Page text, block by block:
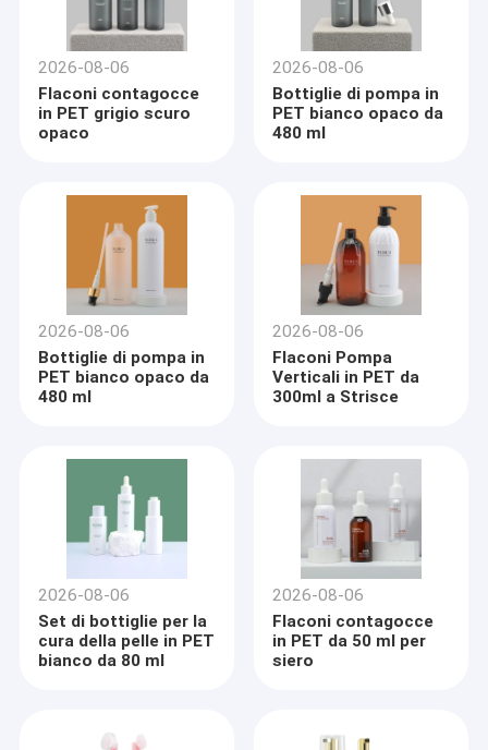
2026-08-06
Flaconi contagocce
in PET grigio scuro
opaco
2026-08-06
Bottiglie di pompa in
PET bianco opaco da
480 ml
2026-08-06
Bottiglie di pompa in
PET bianco opaco da
480 ml
2026-08-06
Flaconi Pompa
Verticali in PET da
300ml a Strisce
2026-08-06
Set di bottiglie per la
cura della pelle in PET
bianco da 80 ml
2026-08-06
Flaconi contagocce
in PET da 50 ml per
siero